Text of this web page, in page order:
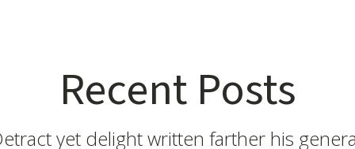
Recent Posts
yet delight written farther his